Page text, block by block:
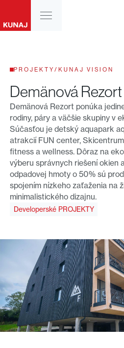
PROJEKTY / KUNAJ VISION
Demänová Rezort
Demänová Rezort ponúka
rodiny, páry a väčšie skupiny v
Súčasťou je detský aquapark
atrakcií FUN center,
fitness a wellness. Dôraz na
výberu správnych riešení okien
odpadovej hmoty o 50% sú
spojením nízkeho zaťaženia na
minimalistického dizajnu.
Developerské PROJEKTY